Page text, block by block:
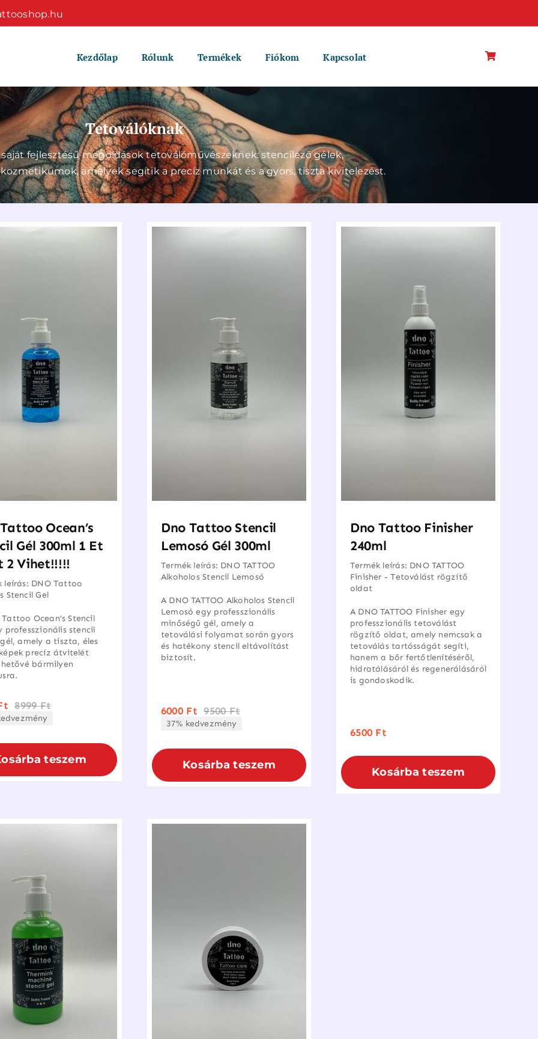
Kezdőlap Rólunk Termékek Fiókom Kapcsolat
Tetoválóknak
saját fejlesztésű megoldások tetoválóművészeknek: stencilező gélek,
amelyek segítik a precíz munkát és a gyors, tiszta kivitelezést.
Ocean’s
Gél 300ml 1 Et
2 Vihet!!!!!
leírás: DNO Tattoo
Stencil Gel
Tattoo Ocean’s Stencil
professzionális stencil
amely a tiszta, éles
precíz átvitelét
bármilyen
8999FtOriginal
Current
teszem
Dno Tattoo Stencil
Lemosó Gél 300ml
Termék leírás: DNO TATTOO
Alkoholos Stencil Lemosó
A DNO TATTOO Alkoholos Stencil
Lemosó egy professzionális
minőségű gél, amely a
tetoválási folyamat során gyors
és hatékony stencil eltávolítást
biztosít.
9500FtOriginal
6000 Ft
Current
37% kedvezmény
Kosárba teszem
Dno Tattoo Finisher
240ml
Termék leírás: DNO TATTOO
Finisher - Tetoválást rögzítő
oldat
A DNO TATTOO Finisher egy
professzionális tetoválást
rögzítő oldat, amely nemcsak a
tetoválás tartósságát segíti,
hanem a bőr fertőtlenítéséről,
hidratálásáról és regenerálásáról
is gondoskodik.
6500 Ft
Kosárba teszem